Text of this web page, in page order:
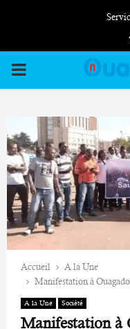
PRIMARY
Accueil
A la Une
Manifestation à
A la Une Société
Manifestation à